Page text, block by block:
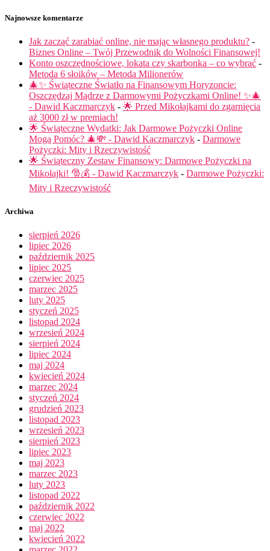
Najnowsze komentarze
Jak zacząć zarabiać online, nie mając własnego produktu? -
Biznes Online – Twój Przewodnik do Wolności Finansowej!
Konto oszczędnościowe, lokata czy skarbonka – co wybrać -
Metoda 6 słoików – Metoda Milionerów
🎄✨ Świąteczne Światło na Finansowym Horyzoncie:
Oszczędzaj Mądrze z Darmowymi Pożyczkami Online! ✨🎄
- Dawid Kaczmarczyk - 🌟 Przed Mikołajkami do zgarnięcia
aż 3000 zł w premiach!
🌟 Świąteczne Wydatki: Jak Darmowe Pożyczki Online
Mogą Pomóc? 🎄💸 - Dawid Kaczmarczyk - Darmowe
Pożyczki: Mity i Rzeczywistość
🌟 Świąteczny Zestaw Finansowy: Darmowe Pożyczki na
Mikołajki! 🎅💰 - Dawid Kaczmarczyk - Darmowe Pożyczki:
Mity i Rzeczywistość
Archiwa
sierpień 2026
lipiec 2026
październik 2025
lipiec 2025
czerwiec 2025
marzec 2025
luty 2025
styczeń 2025
listopad 2024
wrzesień 2024
sierpień 2024
lipiec 2024
maj 2024
kwiecień 2024
marzec 2024
styczeń 2024
grudzień 2023
listopad 2023
wrzesień 2023
sierpień 2023
lipiec 2023
maj 2023
marzec 2023
luty 2023
listopad 2022
październik 2022
czerwiec 2022
maj 2022
kwiecień 2022